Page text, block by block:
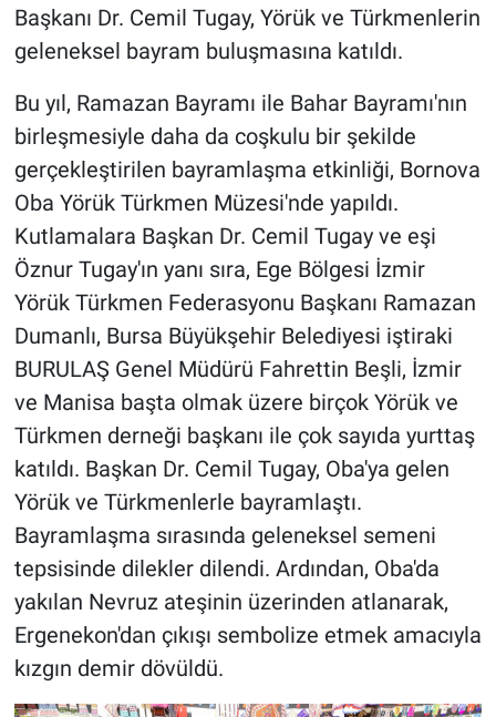
Başkanı Dr. Cemil Tugay, Yörük ve Türkmenlerin
geleneksel bayram buluşmasına katıldı.
Bu yıl, Ramazan Bayramı ile Bahar Bayramı'nın
birleşmesiyle daha da coşkulu bir şekilde
gerçekleştirilen bayramlaşma etkinliği, Bornova
Oba Yörük Türkmen Müzesi'nde yapıldı.
Kutlamalara Başkan Dr. Cemil Tugay ve eşi
Öznur Tugay'ın yanı sıra, Ege Bölgesi İzmir
Yörük Türkmen Federasyonu Başkanı Ramazan
Dumanlı, Bursa Büyükşehir Belediyesi iştiraki
BURULAŞ Genel Müdürü Fahrettin Beşli, İzmir
ve Manisa başta olmak üzere birçok Yörük ve
Türkmen derneği başkanı ile çok sayıda yurttaş
katıldı. Başkan Dr. Cemil Tugay, Oba'ya gelen
Yörük ve Türkmenlerle bayramlaştı.
Bayramlaşma sırasında geleneksel semeni
tepsisinde dilekler dilendi. Ardından, Oba'da
yakılan Nevruz ateşinin üzerinden atlanarak,
Ergenekon'dan çıkışı sembolize etmek amacıyla
kızgın demir dövüldü.